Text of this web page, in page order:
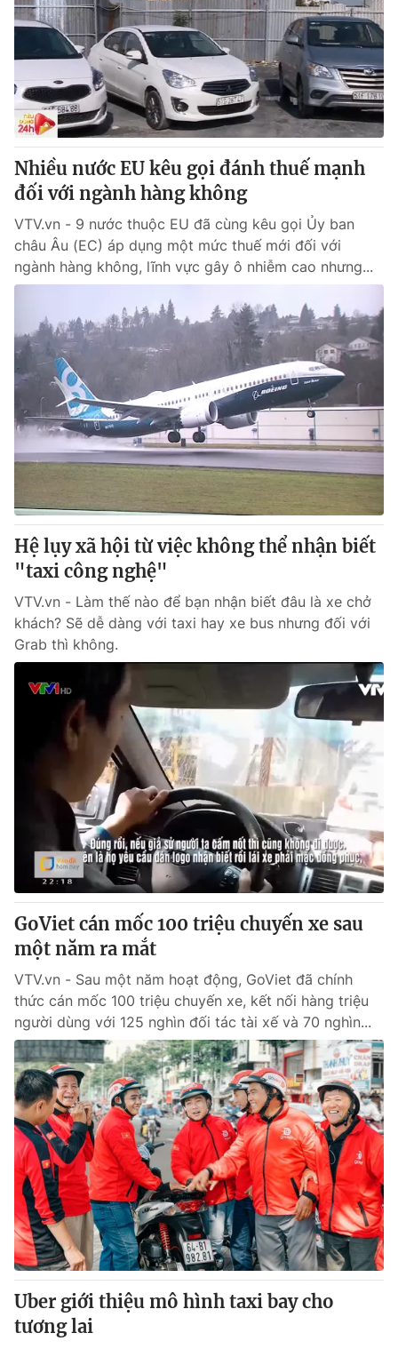
THỜI BÁO VTV
Theo dõi báo trên
Cơ quan chủ quản:Đài Truyền hình Việt Nam
Cơ quan báo chí:Thời báo VTV
Giấy phép hoạt động báo in và báo điện tử số 483/GP-BTTTT
cấp ngày 29/12/2023
Phó Tổng Biên tập:
Nguyễn Thị Mỹ Hạnh, Phạm Quốc Thắng,
Nguyễn Trọng Ninh
Tổng đài VTV:
024.38 355 931 - 024.38 355 932
Ðiện thoại Thời báo VTV: 024.66 897 897
Email:toasoan@vtv.vn
Liên hệ quảng cáo: 024-7300.7108
® Cấm sao chép dưới mọi hình thức nếu không có sự chấp
thuận bằng văn bản. Ghi rõ nguồn VTV.vn khi phát hành lại
thông tin từ website này.
Nhiều nước EU kêu gọi đánh thuế mạnh
đối với ngành hàng không
VTV.vn - 9 nước thuộc EU đã cùng kêu gọi Ủy ban
châu Âu (EC) áp dụng một mức thuế mới đối với
ngành hàng không, lĩnh vực gây ô nhiễm cao nhưng...
Hệ lụy xã hội từ việc không thể nhận biết
"taxi công nghệ"
VTV.vn - Làm thế nào để bạn nhận biết đâu là xe chở
khách? Sẽ dễ dàng với taxi hay xe bus nhưng đối với
Grab thì không.
GoViet cán mốc 100 triệu chuyến xe sau
một năm ra mắt
VTV.vn - Sau một năm hoạt động, GoViet đã chính
thức cán mốc 100 triệu chuyến xe, kết nối hàng triệu
người dùng với 125 nghìn đối tác tài xế và 70 nghìn...
Uber giới thiệu mô hình taxi bay cho
tương lai